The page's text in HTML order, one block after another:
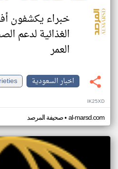
خبراء يكشفون
الغذائية لدعم
العمر
اخبار السعودية
IK25XD
صحيفة المرصد• al-marsd.com